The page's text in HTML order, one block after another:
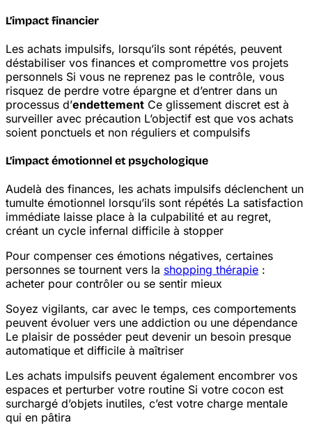
L’impact financier
Les achats impulsifs, lorsqu’ils sont répétés, peuvent
déstabiliser vos finances et compromettre vos projets
personnels Si vous ne reprenez pas le contrôle, vous
risquez de perdre votre épargne et d’entrer dans un
processus d’endettement Ce glissement discret est à
surveiller avec précaution L’objectif est que vos achats
soient ponctuels et non réguliers et compulsifs
L’impact émotionnel et psychologique
Audelà des finances, les achats impulsifs déclenchent un
tumulte émotionnel lorsqu’ils sont répétés La satisfaction
immédiate laisse place à la culpabilité et au regret,
créant un cycle infernal difficile à stopper
Pour compenser ces émotions négatives, certaines
personnes se tournent vers la shopping thérapie :
acheter pour contrôler ou se sentir mieux
Soyez vigilants, car avec le temps, ces comportements
peuvent évoluer vers une addiction ou une dépendance
Le plaisir de posséder peut devenir un besoin presque
automatique et difficile à maîtriser
Les achats impulsifs peuvent également encombrer vos
espaces et perturber votre routine Si votre cocon est
surchargé d’objets inutiles, c’est votre charge mentale
qui en pâtira